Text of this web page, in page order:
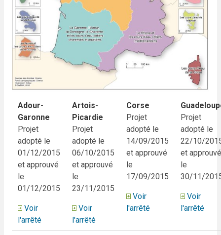
Adour-
Garonne
Projet
adopté le
01/12/2015
et approuvé
le
01/12/2015
Voir
l'arrêté
Artois-
Picardie
Projet
adopté le
06/10/2015
et approuvé
le
23/11/2015
Voir
l'arrêté
Corse
Projet
adopté le
14/09/2015
et approuvé
le
17/09/2015
Voir
l'arrêté
Projet
adopté le
22/10/
et approuvé
le
30/11/
Voir
l'arrêté